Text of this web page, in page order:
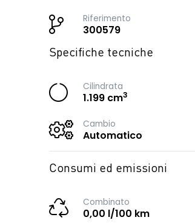
Riferimento
300579
Specifiche tecniche
Cilindrata
1.199 cm3
Cambio
Automatico
Consumi ed emissioni
Combinato
0,00 l/100 km